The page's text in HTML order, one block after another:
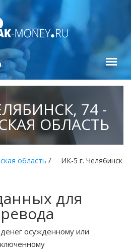
74 -
ОБЛАСТЬ
область / ИК-5 г. Челябинск
для
осужденному или